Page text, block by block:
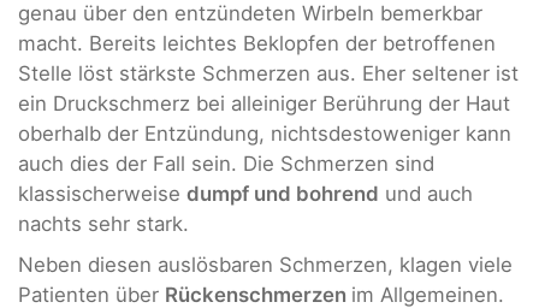
genau über den entzündeten Wirbeln bemerkbar
macht. Bereits leichtes Beklopfen der betroffenen
Stelle löst stärkste Schmerzen aus. Eher seltener ist
ein Druckschmerz bei alleiniger Berührung der Haut
oberhalb der Entzündung, nichtsdestoweniger kann
auch dies der Fall sein. Die Schmerzen sind
klassischerweise dumpf und bohrend und auch
nachts sehr stark.
Neben diesen auslösbaren Schmerzen, klagen viele
Patienten über Rückenschmerzen im Allgemeinen.